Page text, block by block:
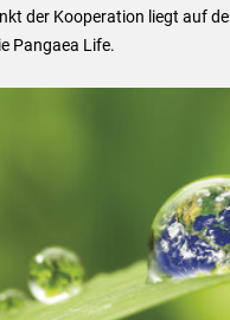
der Kooperation liegt auf
Pangaea Life.